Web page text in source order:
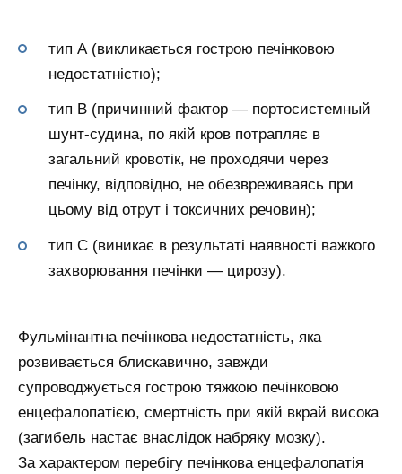
тип А (викликається гострою печінковою
недостатністю);
тип В (причинний фактор — портосистемный
шунт-судина, по якій кров потрапляє в
загальний кровотік, не проходячи через
печінку, відповідно, не обезвреживаясь при
цьому від отрут і токсичних речовин);
тип С (виникає в результаті наявності важкого
захворювання печінки — цирозу).
Фульмінантна печінкова недостатність, яка
розвивається блискавично, завжди
супроводжується гострою тяжкою печінковою
енцефалопатією, смертність при якій вкрай висока
(загибель настає внаслідок набряку мозку).
За характером перебігу печінкова енцефалопатія